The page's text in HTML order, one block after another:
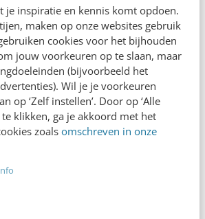
je inspiratie en kennis komt opdoen.
maken op onze websites gebruik
cookies voor het bijhouden
jouw voorkeuren op te slaan, maar
(bijvoorbeeld het
Wil je je voorkeuren
op ‘Zelf instellen’. Door op ‘Alle
te klikken, ga je akkoord met het
zoals omschreven in onze